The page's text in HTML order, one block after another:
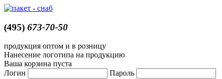
(495) 673-70-50
продукция оптом и в розницу
Нанесение логотипа на продукцию
Ваша корзина пуста
Логин
Пароль